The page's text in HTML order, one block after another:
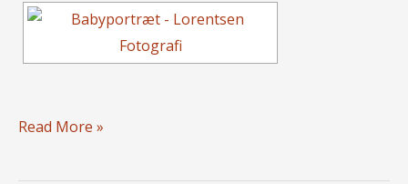
Medaljer
Aarhus
Read More »